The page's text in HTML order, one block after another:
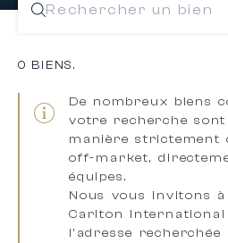
Rechercher un bien
0 BIENS.
De nombreux biens
votre recherche sont
manière strictement
off-market,
équipes.
Nous vous invitons
Carlton
l’adresse recherchée